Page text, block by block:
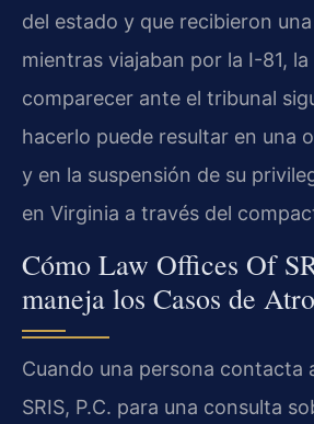
del estado y que recibieron
mientras viajaban por la I-81,
comparecer ante el tribunal
hacerlo puede resultar en una
y en la suspensión de su
en Virginia a través del
Cómo Law Offices Of
maneja los Casos de
Cuando una persona contacta
SRIS, P.C. para una consulta